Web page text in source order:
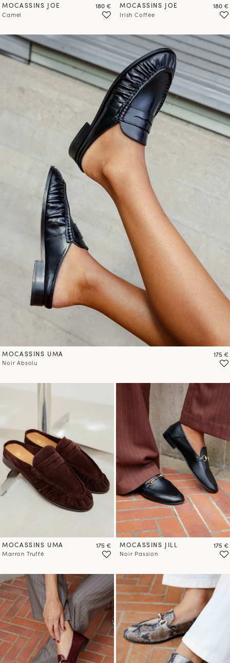
MOCASSINS JOE
Camel
Prix
180 € MOCASSINS JOE
Irish Coffee
Prix
180 €
MOCASSINS UMA
Noir Absolu
Prix
175 €
MOCASSINS UMA
Marron Truffé
Prix
175 € MOCASSINS JILL
Noir Passion
Prix
175 €